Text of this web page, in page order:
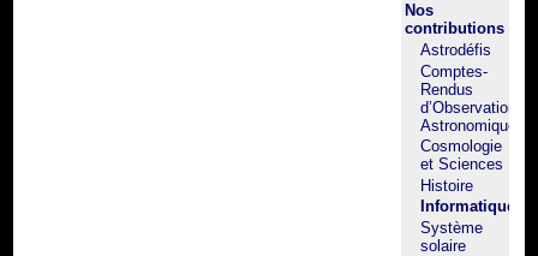
Nos
contributions
Astrodéfis
Comptes-
Rendus
d’Observation
Astronomique
Cosmologie
et Sciences
Histoire
Informatique
Système
solaire